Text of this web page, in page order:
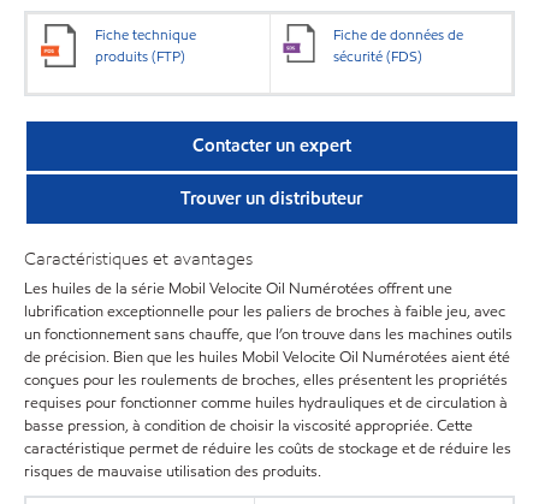
Fiche technique
produits (FTP)
Fiche de données de
sécurité (FDS)
Contacter un expert
Trouver un distributeur
Caractéristiques et avantages
Les huiles de la série Mobil Velocite Oil Numérotées offrent une
lubrification exceptionnelle pour les paliers de broches à faible jeu, avec
un fonctionnement sans chauffe, que l’on trouve dans les machines outils
de précision. Bien que les huiles Mobil Velocite Oil Numérotées aient été
conçues pour les roulements de broches, elles présentent les propriétés
requises pour fonctionner comme huiles hydrauliques et de circulation à
basse pression, à condition de choisir la viscosité appropriée. Cette
caractéristique permet de réduire les coûts de stockage et de réduire les
risques de mauvaise utilisation des produits.